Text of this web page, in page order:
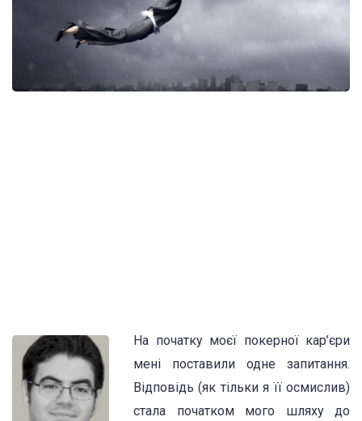
На початку моєї покерної кар’єри
мені поставили одне запитання.
Відповідь (як тільки я її осмислив)
стала початком мого шляху до